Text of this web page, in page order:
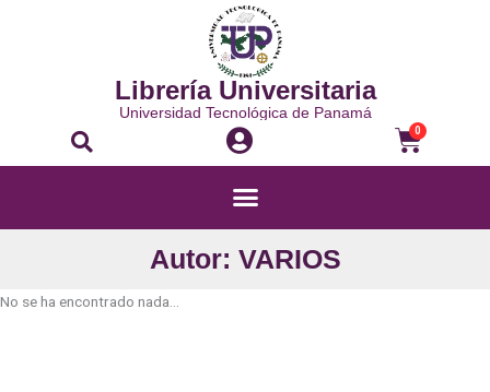
Librería Universitaria
Universidad Tecnológica de Panamá
Buscar 0
Menú
Autor: VARIOS
No se ha encontrado nada...